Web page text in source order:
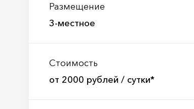
Размещение
3-местное
Стоимость
от 2000 рублей / сутки*